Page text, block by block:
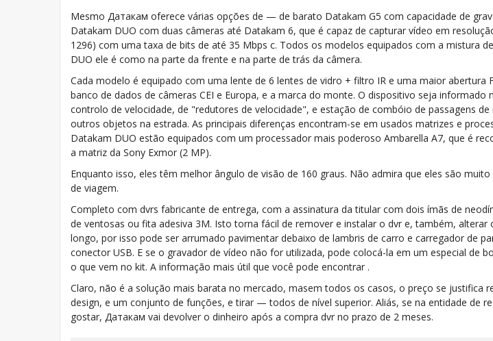
Mesmo Датакам oferece várias opções de — de barato Datakam G5 com capacidade de
Datakam DUO com duas câmeras até Datakam 6, que é capaz de capturar vídeo em
1296) com uma taxa de bits de até 35 Mbps с. Todos os modelos equipados com a mistura
DUO ele é como na parte da frente e na parte de trás da câmera.
Cada modelo é equipado com uma lente de 6 lentes de vidro + filtro IR e uma maior abertura
banco de dados de câmeras CEI e Europa, e a marca do monte. O dispositivo seja informado
controlo de velocidade, de "redutores de velocidade", e estação de combóio de passagens
outros objetos na estrada. As principais diferenças encontram-se em usados matrizes e
Datakam DUO estão equipados com um processador mais poderoso Ambarella A7, que é
a matriz da Sony Exmor (2 MP).
Enquanto isso, eles têm melhor ângulo de visão de 160 graus. Não admira que eles são
de viagem.
Completo com dvrs fabricante de entrega, com a assinatura da titular com dois ímãs de
de ventosas ou fita adesiva 3M. Isto torna fácil de remover e instalar o dvr e, também, alterar
longo, por isso pode ser arrumado pavimentar debaixo de lambris de carro e carregador de
conector USB. E se o gravador de vídeo não for utilizada, pode colocá-la em um especial de
o que vem no kit. A informação mais útil que você pode encontrar .
Claro, não é a solução mais barata no mercado, masem todos os casos, o preço se justifica
design, e um conjunto de funções, e tirar — todos de nível superior. Aliás, se na entidade de
gostar, Датакам vai devolver o dinheiro após a compra dvr no prazo de 2 meses.